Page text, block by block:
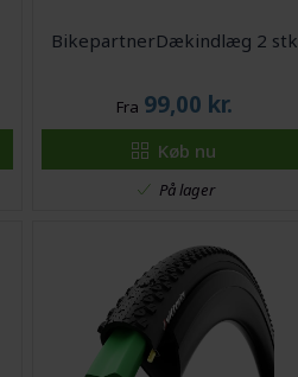
BikepartnerDækindlæg 2 stk
Fra 99,00 kr.
Køb nu
På lager